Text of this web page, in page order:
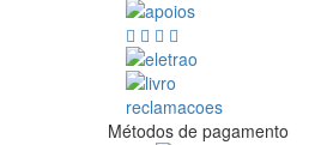
Métodos de pagamento